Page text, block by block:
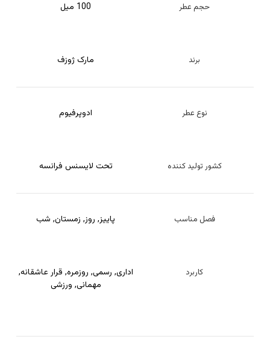
حجم عطر 100 میل
برند مارک ژوزف
نوع عطر ادوپرفیوم
کشور تولید کننده تحت لایسنس فرانسه
فصل مناسب پاییز, روز, زمستان, شب
کاربرد اداری, رسمی, روزمره, قرار عاشقانه,
مهمانی, ورزشی